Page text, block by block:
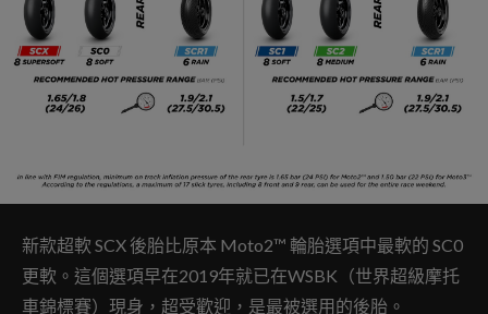
新款超軟 SCX 後胎比原本 Moto2™ 輪胎選項中最軟的 SC0
更軟。這個選項早在2019年就已在WSBK（世界超級摩托
車錦標賽）現身，超受歡迎，是最被選用的後胎。